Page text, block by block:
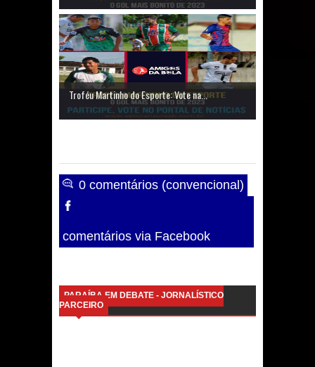
Caldas Brandão: IPMCB responde
questionamentos da vereadora
Rosângela e afirma que
parcelamentos são referentes a
Troféu Martinho do Esporte: Vote na...
0 comentários (convencional)
comentários via Facebook
PARAÍBA EM DEBATE - JORNALÍSTICO
PARCEIRO